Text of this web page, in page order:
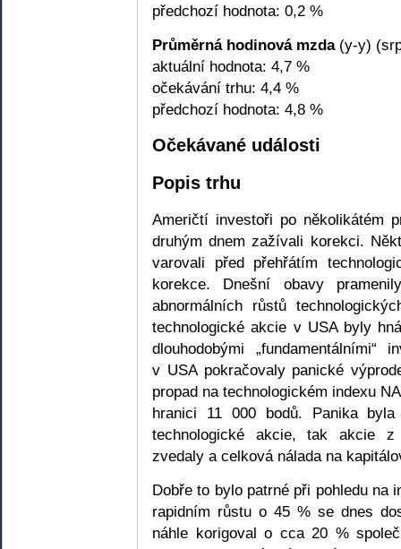
předchozí hodnota: 0,2 %
Průměrná hodinová mzda(y-y)
aktuální hodnota: 4,7 %
očekávání trhu: 4,4 %
předchozí hodnota: 4,8 %
Očekávané události
Popis trhu
Američtí investoři po několikátém
druhým dnem zažívali korekci.
varovali před přehřátím
korekce. Dnešní obavy
abnormálních růstů
technologické akcie v USA byly
dlouhodobými „fundamentálními“
v USA pokračovaly panické
propad na technologickém indexu
hranici 11 000 bodů. Panika
technologické akcie, tak akcie
zvedaly a celková nálada na
Dobře to bylo patrné při pohledu na
rapidním růstu o 45 % se dnes
náhle korigoval o cca 20 %